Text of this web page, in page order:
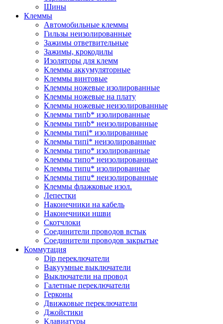
Шины
Клеммы
Автомобильные клеммы
Гильзы неизолированные
Зажимы ответвительные
Зажимы, крокодилы
Изоляторы для клемм
Клеммы аккумуляторные
Клеммы винтовые
Клеммы ножевые изолированные
Клеммы ножевые на плату
Клеммы ножевые неизолированные
Клеммы типb* изолированные
Клеммы типb* неизолированные
Клеммы типi* изолированные
Клеммы типi* неизолированные
Клеммы типo* изолированные
Клеммы типo* неизолированные
Клеммы типu* изолированные
Клеммы типu* неизолированные
Клеммы флажковые изол.
Лепестки
Наконечники на кабель
Наконечники ншви
Скотчлоки
Соединители проводов встык
Соединители проводов закрытые
Коммутация
Dip переключатели
Вакуумные выключатели
Выключатели на провод
Галетные переключатели
Герконы
Движковые переключатели
Джойстики
Клавиатуры